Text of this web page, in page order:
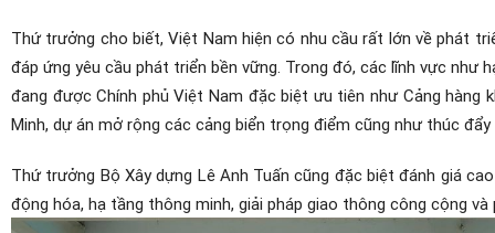
Thứ trưởng cho biết, Việt Nam hiện có nhu cầu rất lớn về phát
đáp ứng yêu cầu phát triển bền vững. Trong đó, các lĩnh vực như
đang được Chính phủ Việt Nam đặc biệt ưu tiên như Cảng
Minh, dự án mở rộng các cảng biển trọng điểm cũng như thúc
Thứ trưởng Bộ Xây dựng Lê Anh Tuấn cũng đặc biệt đánh giá
động hóa, hạ tầng thông minh, giải pháp giao thông công cộng